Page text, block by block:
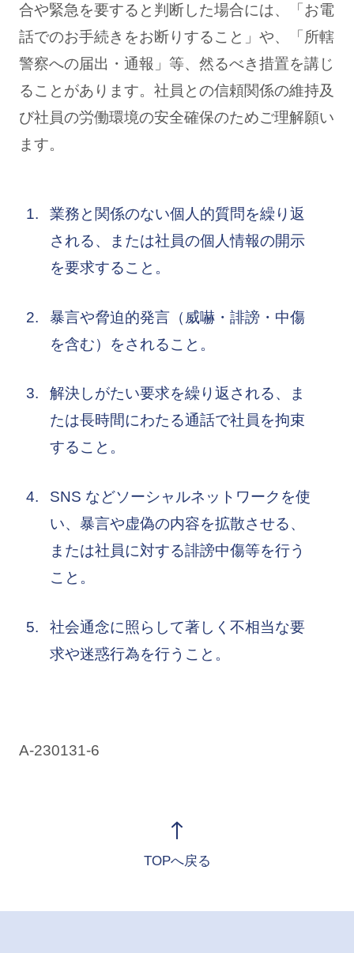
合や緊急を要すると判断した場合には、「お電
話でのお手続きをお断りすること」や、「所轄
警察への届出・通報」等、然るべき措置を講じ
ることがあります。社員との信頼関係の維持及
び社員の労働環境の安全確保のためご理解願い
ます。
業務と関係のない個人的質問を繰り返
される、または社員の個人情報の開示
を要求すること。
暴言や脅迫的発言（威嚇・誹謗・中傷
を含む）をされること。
解決しがたい要求を繰り返される、ま
たは長時間にわたる通話で社員を拘束
すること。
SNS などソーシャルネットワークを使
い、暴言や虚偽の内容を拡散させる、
または社員に対する誹謗中傷等を行う
こと。
社会通念に照らして著しく不相当な要
求や迷惑行為を行うこと。
A-230131-6
TOPへ戻る